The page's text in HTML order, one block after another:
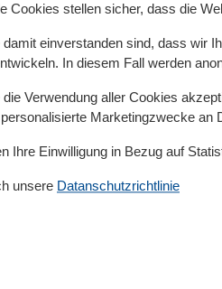
der Nordperdstraße Göhren
Urlaub benötigen. Helle,
oft ein Balkon oder eine
Frühstück im Freien beginnen
Urlaub von seiner
Kamin oder einen
nur einen kurzen
Göhren Nordperdstraße
entspannte Tage am
Sie ausgedehnte
Cookies stellen sicher, dass die
damit einverstanden sind, dass wir
In diesem Fall werden
die Verwendung aller Cookies
Marketingzwecke an
Ihre Einwilligung in Bezug auf
unsere Datanschutzrichtlinie